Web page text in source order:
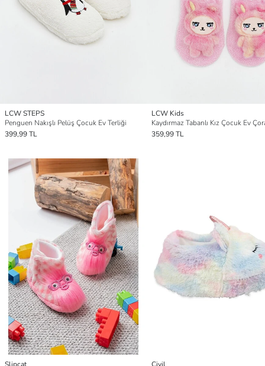
LCW STEPS
Penguen Nakışlı Pelüş Çocuk Ev Terliği
399,99 TL
LCW Kids
Kaydırmaz Tabanlı Kız Çocuk Ev
359,99 TL